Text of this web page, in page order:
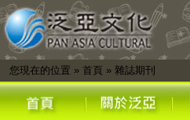
您現在的位置 » 首頁 » 雜誌期刊